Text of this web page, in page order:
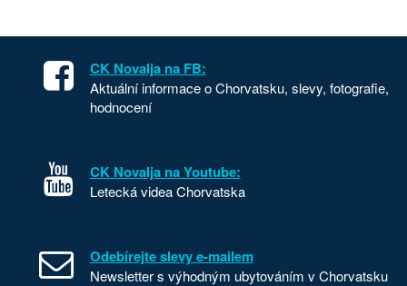
CK Novalja na FB:
Aktuální informace o Chorvatsku, slevy, fotografie,
hodnocení
CK Novalja na Youtube:
Letecká videa Chorvatska
Odebírejte slevy e-mailem
Newsletter s výhodným ubytováním v Chorvatsku